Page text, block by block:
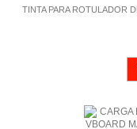
TINTA PARA ROTULADOR